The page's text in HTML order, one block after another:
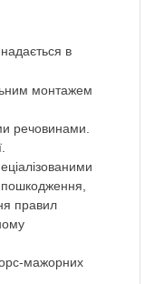
в
монтажем
речовинами.
правил
мажорних